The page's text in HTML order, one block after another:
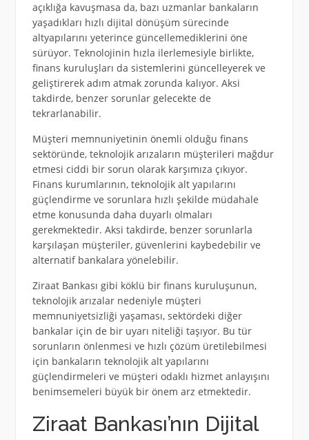
açıklığa kavuşmasa da, bazı uzmanlar bankaların
yaşadıkları hızlı dijital dönüşüm sürecinde
altyapılarını yeterince güncellemediklerini öne
sürüyor. Teknolojinin hızla ilerlemesiyle birlikte,
finans kuruluşları da sistemlerini güncelleyerek ve
geliştirerek adım atmak zorunda kalıyor. Aksi
takdirde, benzer sorunlar gelecekte de
tekrarlanabilir.
Müşteri memnuniyetinin önemli olduğu finans
sektöründe, teknolojik arızaların müşterileri mağdur
etmesi ciddi bir sorun olarak karşımıza çıkıyor.
Finans kurumlarının, teknolojik alt yapılarını
güçlendirme ve sorunlara hızlı şekilde müdahale
etme konusunda daha duyarlı olmaları
gerekmektedir. Aksi takdirde, benzer sorunlarla
karşılaşan müşteriler, güvenlerini kaybedebilir ve
alternatif bankalara yönelebilir.
Ziraat Bankası gibi köklü bir finans kuruluşunun,
teknolojik arızalar nedeniyle müşteri
memnuniyetsizliği yaşaması, sektördeki diğer
bankalar için de bir uyarı niteliği taşıyor. Bu tür
sorunların önlenmesi ve hızlı çözüm üretilebilmesi
için bankaların teknolojik alt yapılarını
güçlendirmeleri ve müşteri odaklı hizmet anlayışını
benimsemeleri büyük bir önem arz etmektedir.
Ziraat Bankası’nın Dijital